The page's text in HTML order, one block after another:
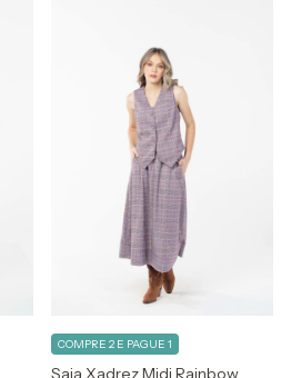
Saia Xadrez Midi Rainbow
COMPRE 2 E PAGUE 1